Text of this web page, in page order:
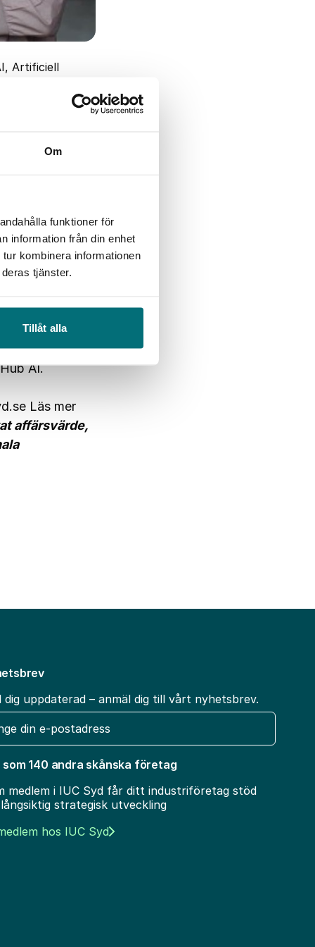
Om
funktioner för
information från din enhet
kombinera informationen
tjänster.
Tillåt alla
Artificiell
behovet
kunna sprida
på vägen. På
av AI, och
här
AI.
Läs mer
affärsvärde,
dig uppdaterad – anmäl dig till vårt nyhetsbrev.
som 140 andra skånska företag
medlem i IUC Syd får ditt industriföretag stöd
strategisk utveckling
hos IUC Syd